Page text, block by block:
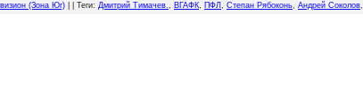
(Зона Юг) Теги: Дмитрий Тимачев., ВГАФК, ПФЛ, Степан Рябоконь, Андрей Соколов,